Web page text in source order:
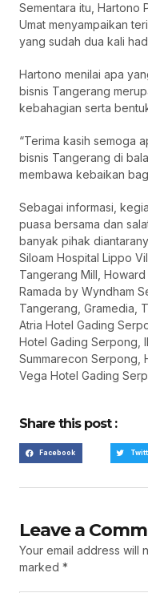
Sementara itu, Hartono
Umat menyampaikan
yang sudah dua kali
Hartono menilai apa
bisnis Tangerang
kebahagian serta
“Terima kasih semoga
bisnis Tangerang di
membawa kebaikan
Sebagai informasi,
puasa bersama dan
banyak pihak
Siloam Hospital Lippo
Tangerang Mill,
Ramada by Wyndham
Tangerang, Gramedia,
Atria Hotel Gading
Hotel Gading Serpong,
Summarecon Serpong,
Vega Hotel Gading
Share this post :
Facebook
Leave a
Your email address will
marked *